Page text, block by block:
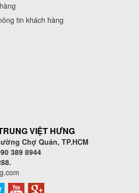
tin khách hàng
VIỆT HƯNG
Chợ Quán, TP.HCM
389 8944